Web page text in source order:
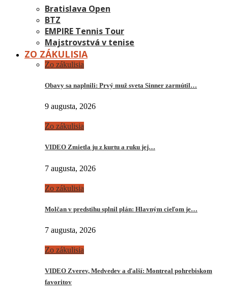
Bratislava Open
BTZ
EMPIRE Tennis Tour
Majstrovstvá v tenise
ZO ZÁKULISIA
Zo zákulisia
Obavy sa naplnili: Prvý muž sveta Sinner zarmútil…
9 augusta, 2026
Zo zákulisia
VIDEO Zmietla ju z kurtu a ruku jej…
7 augusta, 2026
Zo zákulisia
Molčan v predstihu splnil plán: Hlavným cieľom je…
7 augusta, 2026
Zo zákulisia
VIDEO Zverev, Medvedev a ďalší: Montreal pohrebiskom
favoritov